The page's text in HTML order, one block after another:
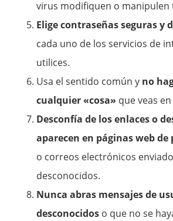
virus modifiquen o
Elige contraseñas seguras y
cada uno de los servicios de
utilices.
Usa el sentido común y no
cualquier «cosa» que veas
Desconfía de los enlaces o
aparecen en páginas web de
o correos electrónicos
desconocidos.
Nunca abras mensajes de
desconocidos o que no se